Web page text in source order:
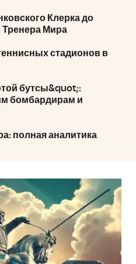
Клерка до
Мира
стадионов в
бутсы&quot;:
бомбардирам и
полная аналитика